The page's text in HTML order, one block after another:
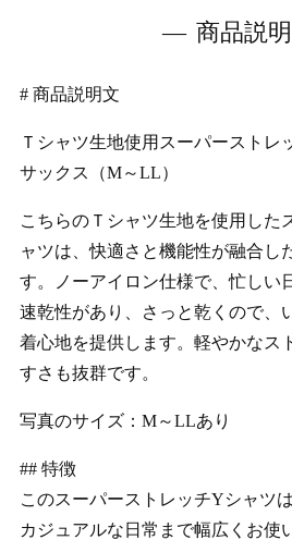
商品説明
# 商品説明文
Ｔシャツ生地使用スーパーストレ
サックス（M～LL）
こちらのＴシャツ生地を使用した
ャツは、快適さと機能性が融合し
す。ノーアイロン仕様で、忙しい
速乾性があり、さっと乾くので、
着心地を提供します。軽やかなス
すさも抜群です。
写真のサイズ：M～LLあり
## 特徴
このスーパーストレッチYシャツ
カジュアルな日常まで幅広くお使